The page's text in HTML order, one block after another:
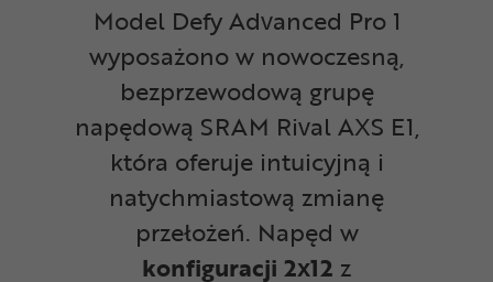
Model Defy Advanced Pro 1
wyposażono w nowoczesną,
bezprzewodową grupę
napędową SRAM Rival AXS E1,
która oferuje intuicyjną i
natychmiastową zmianę
przełożeń. Napęd w
konfiguracji 2x12 z